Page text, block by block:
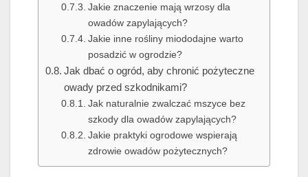
Jakie znaczenie mają wrzosy dla
owadów zapylających?
Jakie inne rośliny miododajne warto
posadzić w ogrodzie?
Jak dbać o ogród, aby chronić pożyteczne
owady przed szkodnikami?
Jak naturalnie zwalczać mszyce bez
szkody dla owadów zapylających?
Jakie praktyki ogrodowe wspierają
zdrowie owadów pożytecznych?